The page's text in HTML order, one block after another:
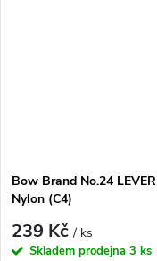
Bow Brand No.24 LEVER
Nylon (C4)
239 Kč/ ks
Skladem prodejna 3 ks